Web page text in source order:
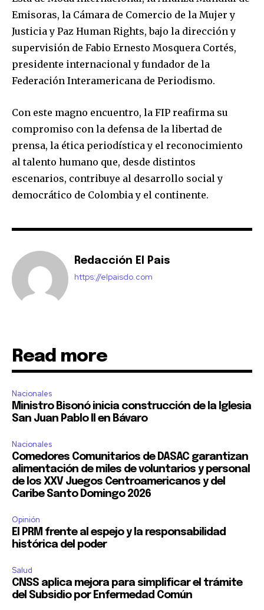
Emisoras, la Cámara de Comercio de la Mujer y
Justicia y Paz Human Rights, bajo la dirección y
supervisión de Fabio Ernesto Mosquera Cortés,
presidente internacional y fundador de la
Federación Interamericana de Periodismo.
Con este magno encuentro, la FIP reafirma su
compromiso con la defensa de la libertad de
prensa, la ética periodística y el reconocimiento
al talento humano que, desde distintos
escenarios, contribuye al desarrollo social y
democrático de Colombia y el continente.
Redacción El Pais
https://elpaisdo.com
Read more
Nacionales
Ministro Bisonó inicia construcción de la Iglesia
San Juan Pablo II en Bávaro
Nacionales
Comedores Comunitarios de DASAC garantizan
alimentación de miles de voluntarios y personal
de los XXV Juegos Centroamericanos y del
Caribe Santo Domingo 2026
Opinión
El PRM frente al espejo y la responsabilidad
histórica del poder
Salud
CNSS aplica mejora para simplificar el trámite
del Subsidio por Enfermedad Común